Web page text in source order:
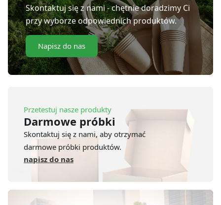
Skontaktuj się z nami - chętnie doradzimy Ci
przy wyborze odpowiednich produktów.
Napisz do nas
Przetestuj nasze produkty
Darmowe próbki
Skontaktuj się z nami, aby otrzymać
darmowe próbki produktów.
napisz do nas